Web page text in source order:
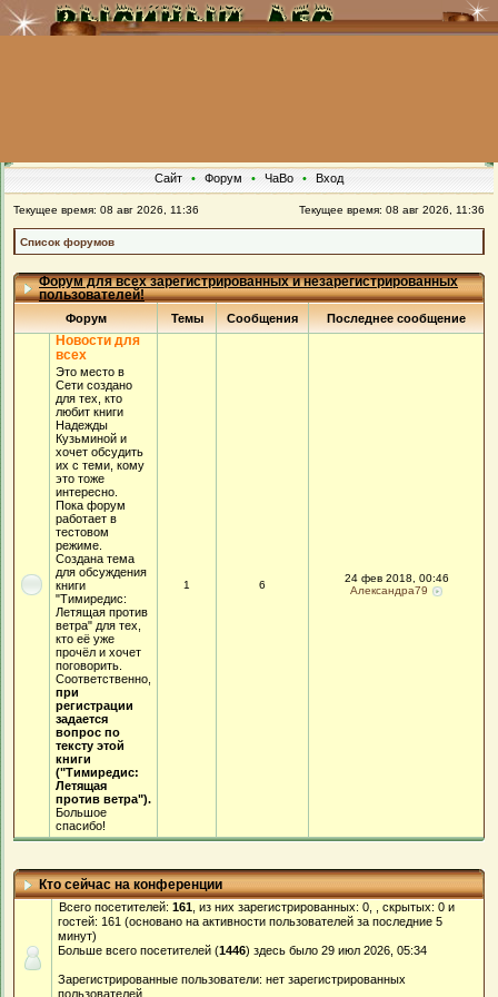
Сайт • Форум • ЧаВо • Вход
Текущее время: 08 авг 2026, 11:36 Текущее время: 08 авг 2026, 11:36
Список форумов
Форум для всех зарегистрированных и незарегистрированных
пользователей!
Форум Темы Сообщения Последнее сообщение
Новости для
всех
Это место в
Сети создано
для тех, кто
любит книги
Надежды
Кузьминой и
хочет обсудить
их с теми, кому
это тоже
интересно.
Пока форум
работает в
тестовом
режиме.
Создана тема
для обсуждения
книги
"Тимиредис:
Летящая против
ветра" для тех,
кто её уже
прочёл и хочет
поговорить.
Соответственно,
при
регистрации
задается
вопрос по
тексту этой
книги
("Тимиредис:
Летящая
против ветра").
Большое
спасибо!
1 6
24 фев 2018, 00:46
Александра79
Кто сейчас на конференции
Всего посетителей: 161 , из них зарегистрированных: 0, , скрытых: 0 и
гостей: 161 (основано на активности пользователей за последние 5
минут)
Больше всего посетителей (1446) здесь было 29 июл 2026, 05:34
Зарегистрированные пользователи: нет зарегистрированных
пользователей